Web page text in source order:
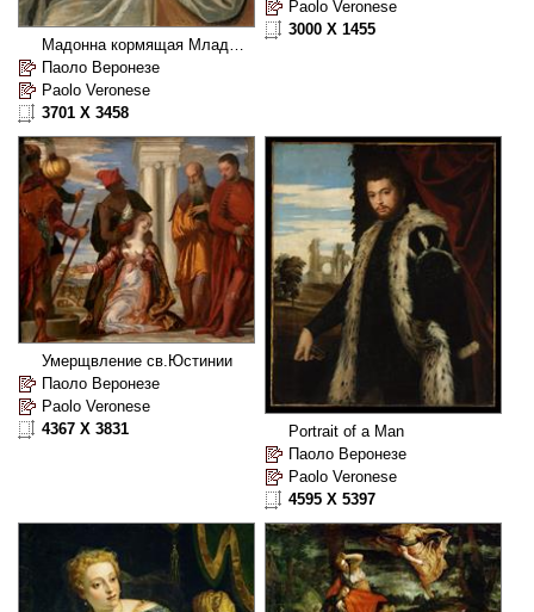
Паоло Веронезе
Paolo Veronese
3701 X 3458
Paolo Veronese
3000 X 1455
Умерщвление св.Юстинии
Паоло Веронезе
Paolo Veronese
4367 X 3831
Portrait of a Man
Паоло Веронезе
Paolo Veronese
4595 X 5397